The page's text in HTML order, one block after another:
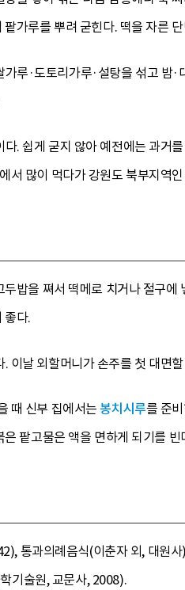
가루를 뿌려 굳힌다. 떡을 자른
루·도토리가루·설탕을 섞고 밤
. 쉽게 굳지 않아 예전에는 과거
서 많이 먹다가 강원도 북부지역
밥을 쪄서 떡메로 치거나 절구
좋다.
이날 외할머니가 손주를 첫 대면
때 신부 집에서는봉치시루를 준
팥고물은 액을 면하게 되기를
통과의례음식(이춘자 외, 대원
기술원, 교문사, 2008).